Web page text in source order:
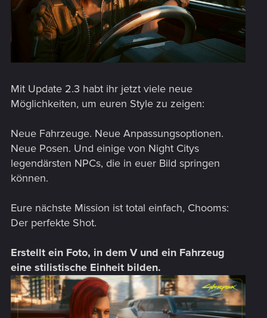
Mit Update 2.3 habt ihr jetzt viele neue
Möglichkeiten, um euren Style zu zeigen:
Neue Fahrzeuge. Neue Anpassungsoptionen.
Neue Posen. Und einige von Night Citys
legendärsten NPCs, die in euer Bild springen
können.
Eure nächste Mission ist total einfach, Chooms:
Der perfekte Shot.
Erstellt ein Foto, in dem V und ein Fahrzeug
eine stilistische Einheit bilden.